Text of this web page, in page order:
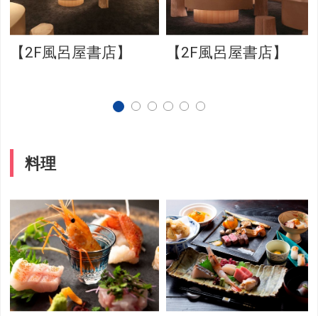
【2F風呂屋書店】 【2F風呂屋書店】
料理